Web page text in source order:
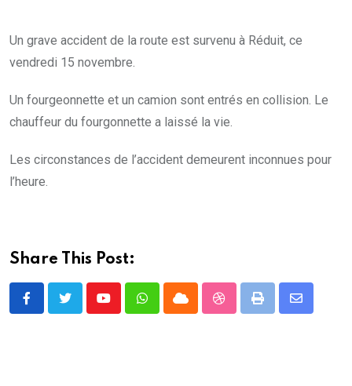
Un grave accident de la route est survenu à Réduit, ce
vendredi 15 novembre.
Un fourgeonnette et un camion sont entrés en collision. Le
chauffeur du fourgonnette a laissé la vie.
Les circonstances de l’accident demeurent inconnues pour
l’heure.
Share This Post:
YoutubeWhatsappCloud StumbleUpon
Print
Share